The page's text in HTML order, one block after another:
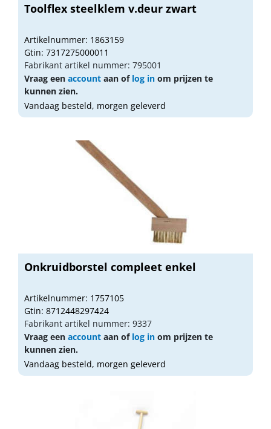
Toolflex steelklem v.deur zwart
Artikelnummer: 1863159
Gtin: 7317275000011
Fabrikant artikel nummer: 795001
Vraag een account aan of log in om prijzen te
kunnen zien.
Vandaag besteld, morgen geleverd
Onkruidborstel compleet enkel
Artikelnummer: 1757105
Gtin: 8712448297424
Fabrikant artikel nummer: 9337
Vraag een account aan of log in om prijzen te
kunnen zien.
Vandaag besteld, morgen geleverd